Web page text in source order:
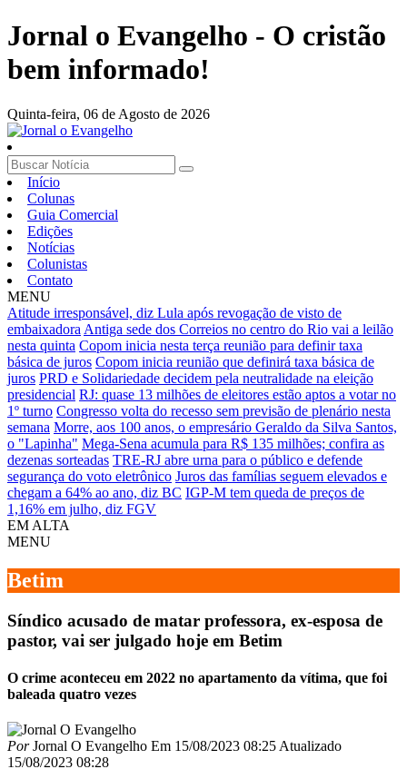
Jornal o Evangelho - O cristão
bem informado!
Quinta-feira, 06 de Agosto de 2026
Início
Colunas
Guia Comercial
Edições
Notícias
Colunistas
Contato
MENU
Atitude irresponsável, diz Lula após revogação de visto de
embaixadora Antiga sede dos Correios no centro do Rio vai a leilão
nesta quinta Copom inicia nesta terça reunião para definir taxa
básica de juros Copom inicia reunião que definirá taxa básica de
juros PRD e Solidariedade decidem pela neutralidade na eleição
presidencial RJ: quase 13 milhões de eleitores estão aptos a votar no
1º turno Congresso volta do recesso sem previsão de plenário nesta
semana Morre, aos 100 anos, o empresário Geraldo da Silva Santos,
o "Lapinha" Mega-Sena acumula para R$ 135 milhões; confira as
dezenas sorteadas TRE-RJ abre urna para o público e defende
segurança do voto eletrônico Juros das famílias seguem elevados e
chegam a 64% ao ano, diz BC IGP-M tem queda de preços de
1,16% em julho, diz FGV
EM ALTA
MENU
Betim
Síndico acusado de matar professora, ex-esposa de
pastor, vai ser julgado hoje em Betim
O crime aconteceu em 2022 no apartamento da vítima, que foi
baleada quatro vezes
PorJornal O Evangelho Em 15/08/2023 08:25 Atualizado
15/08/2023 08:28